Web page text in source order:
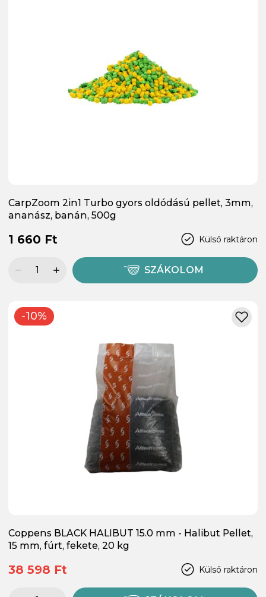
CarpZoom 2in1 Turbo gyors oldódású pellet, 3mm,
ananász, banán, 500g
Külső raktáron
1 660 Ft
SZÁKOLOM
-10%
Coppens BLACK HALIBUT 15.0 mm - Halibut Pellet,
15 mm, fúrt, fekete, 20 kg
Külső raktáron
38 598 Ft